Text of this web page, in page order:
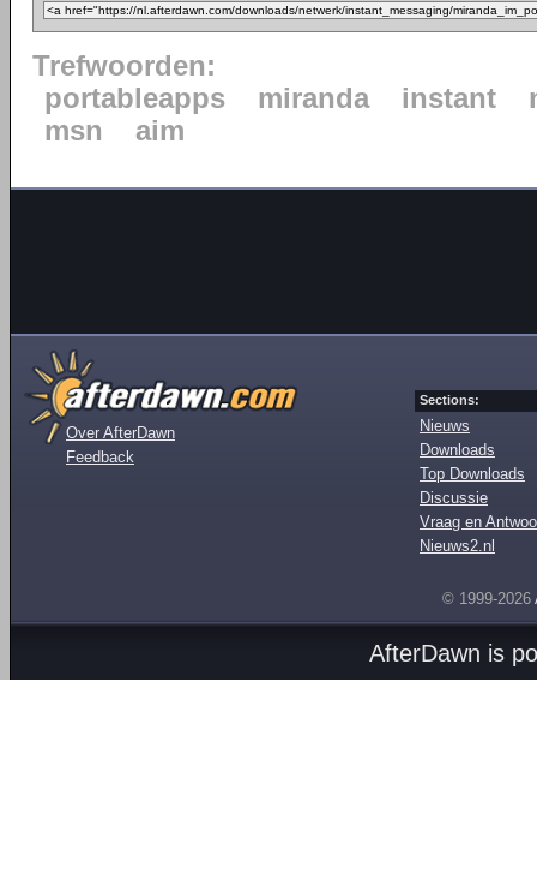
Trefwoorden:
portableapps
miranda instant
msn
aim
Over AfterDawn
Feedback
Sections:
Nieuws
Downloads
Top Downloads
Discussie
Vraag en
Nieuws2.nl
© 1999-2026
AfterDawn is